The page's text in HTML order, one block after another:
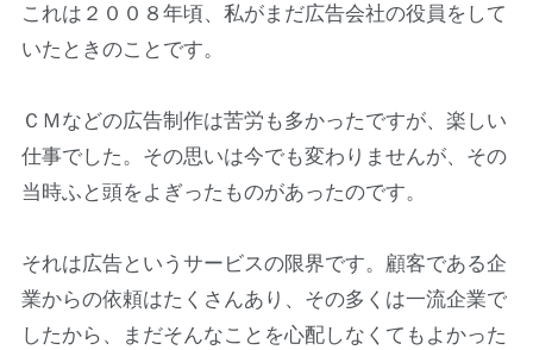
これは２００８年頃、私がまだ広告会社の役員をして
いたときのことです。
ＣＭなどの広告制作は苦労も多かったですが、楽しい
仕事でした。その思いは今でも変わりませんが、その
当時ふと頭をよぎったものがあったのです。
それは広告というサービスの限界です。顧客である企
業からの依頼はたくさんあり、その多くは一流企業で
したから、まだそんなことを心配しなくてもよかった